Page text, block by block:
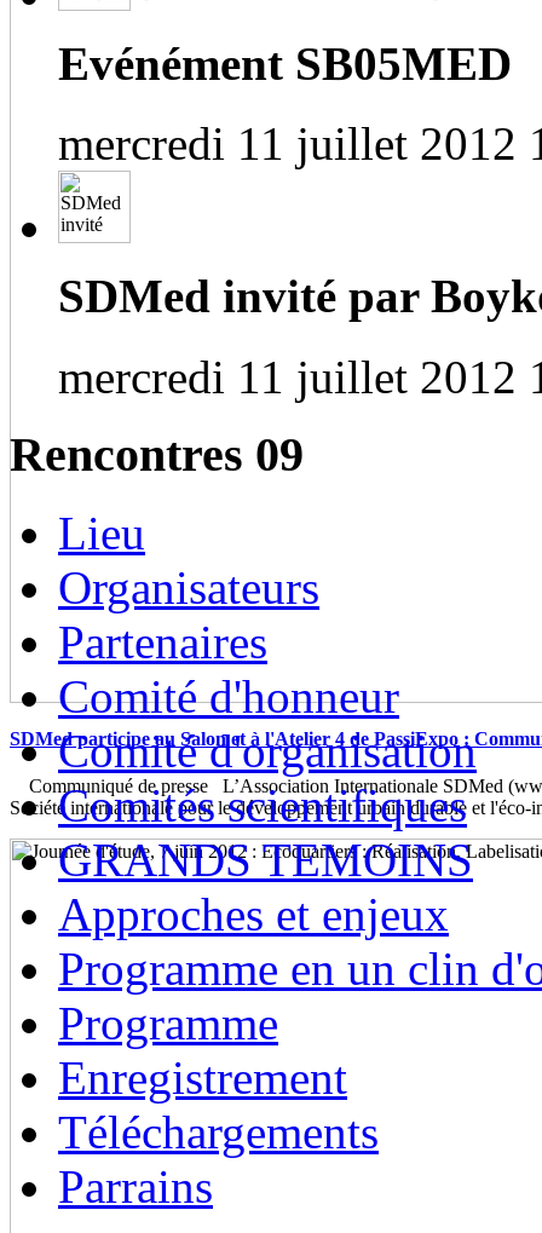
SDMed participe au Salon et à l'Atelier 4 de PassiExpo :
Communiqué de presse L’Association Internationale SDMed
Société internationale pour le développement urbain durable et
Evénément SB05MED
mercredi 11 juillet 2012
SDMed invité par
mercredi 11 juillet 2012
Rencontres 09
Lieu
Organisateurs
Partenaires
Comité d'honneur
Comité d'organisation
Comités scientifiques
GRANDS TEMOINS
Approches et enjeux
Programme en un clin
Programme
Enregistrement
Téléchargements
Parrains